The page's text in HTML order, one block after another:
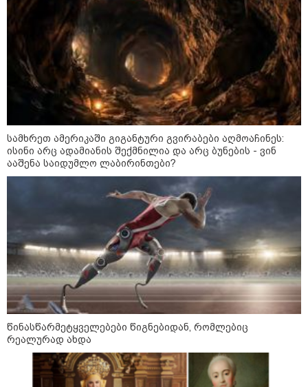
ლაიფციგის აეროპორტში
უკრაინულ თვითმფრინავთან
ახლოს ასაფეთქებელი
მოწყობილობით აღჭურვილი
დრონი აღმოაჩინეს - რას წერს
მედია
13:22 / 05-08-2026
საფრანგეთის სოფელში ტყის
ხანძრის შემდეგ მეორე
მსოფლიო ომის დროინდელი
ასობით ჭურვი აღმოაჩინეს -
"რიგრიგობით
ფეთქდებოდნენ..."
12:38 / 05-08-2026
იტალიაში ქალმა, ლატარიის
ბილეთი, რომელმაც 1 მლნ
მოიგო, შემთხვევით ნაგავში
გადააგდო - ის დასუფთავების
სამსახურის თანამშრომლებმა
ნაგვის მანქანაში იპოვეს
კატეგორიის ყველა სიახლე
სამხრეთ ამერიკაში გიგანტური გვირაბები აღმოაჩინეს:
ისინი არც ადამიანის შექმნილია და არც ბუნების - ვინ
ააშენა საიდუმლო ლაბირინთები?
წინასწარმეტყველებები წიგნებიდან, რომლებიც
რეალურად ახდა